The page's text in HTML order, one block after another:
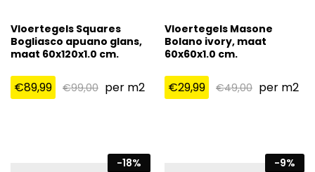
Vloertegels Squares
Bogliasco apuano glans,
maat 60x120x1.0 cm.
€89,99 €99,00 per m2
Vloertegels Masone
Bolano ivory, maat
60x60x1.0 cm.
€29,99 €49,00 per m2
-18% -9%